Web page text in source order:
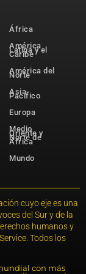
África
América
Latina y el
Caribe
América del
Norte
Asia-
Pacífico
Europa
Medio
Oriente y
Norte de
África
Mundo
cuyo eje es una
del Sur y de la
humanos y
Todos los
con más